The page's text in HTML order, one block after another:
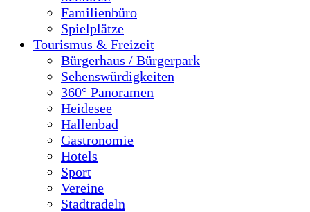
Familienbüro
Spielplätze
Tourismus & Freizeit
Bürgerhaus / Bürgerpark
Sehenswürdigkeiten
360° Panoramen
Heidesee
Hallenbad
Gastronomie
Hotels
Sport
Vereine
Stadtradeln